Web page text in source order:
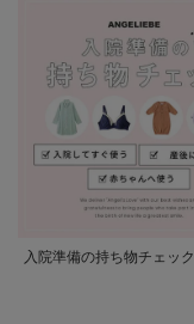
入院準備の持ち物チェック